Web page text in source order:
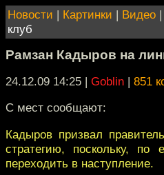
Новости | Картинки | Видео |
клуб
Рамзан Кадыров на
24.12.09 14:25 | Goblin | 851
С мест сообщают:
Кадыров призвал
стратегию, поскольку, по
переходить в наступление.